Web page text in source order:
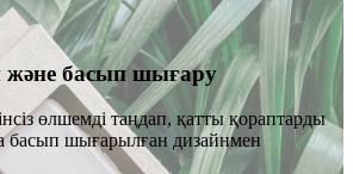
басып шығару
өлшемді таңдап, қатты қораптарды
басып шығарылған дизайнмен